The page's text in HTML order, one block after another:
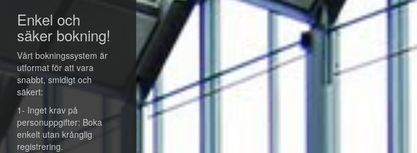
Enkel och
säker bokning!
Vårt bokningssystem är
utformat för att vara
snabbt, smidigt och
säkert:
1- Inget krav på
personuppgifter: Boka
enkelt utan krånglig
registrering.